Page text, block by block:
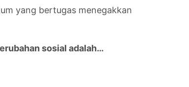
yang bertugas menegakkan
sosial adalah…